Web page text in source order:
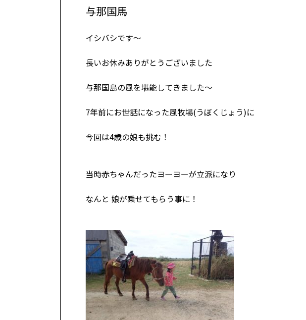
与那国馬
イシバシです～
長いお休みありがとうございました
与那国島の風を堪能してきました～
7年前にお世話になった風牧場(うぼくじょう)に
今回は4歳の娘も挑む！
当時赤ちゃんだったヨーヨーが立派になり
なんと 娘が乗せてもらう事に！